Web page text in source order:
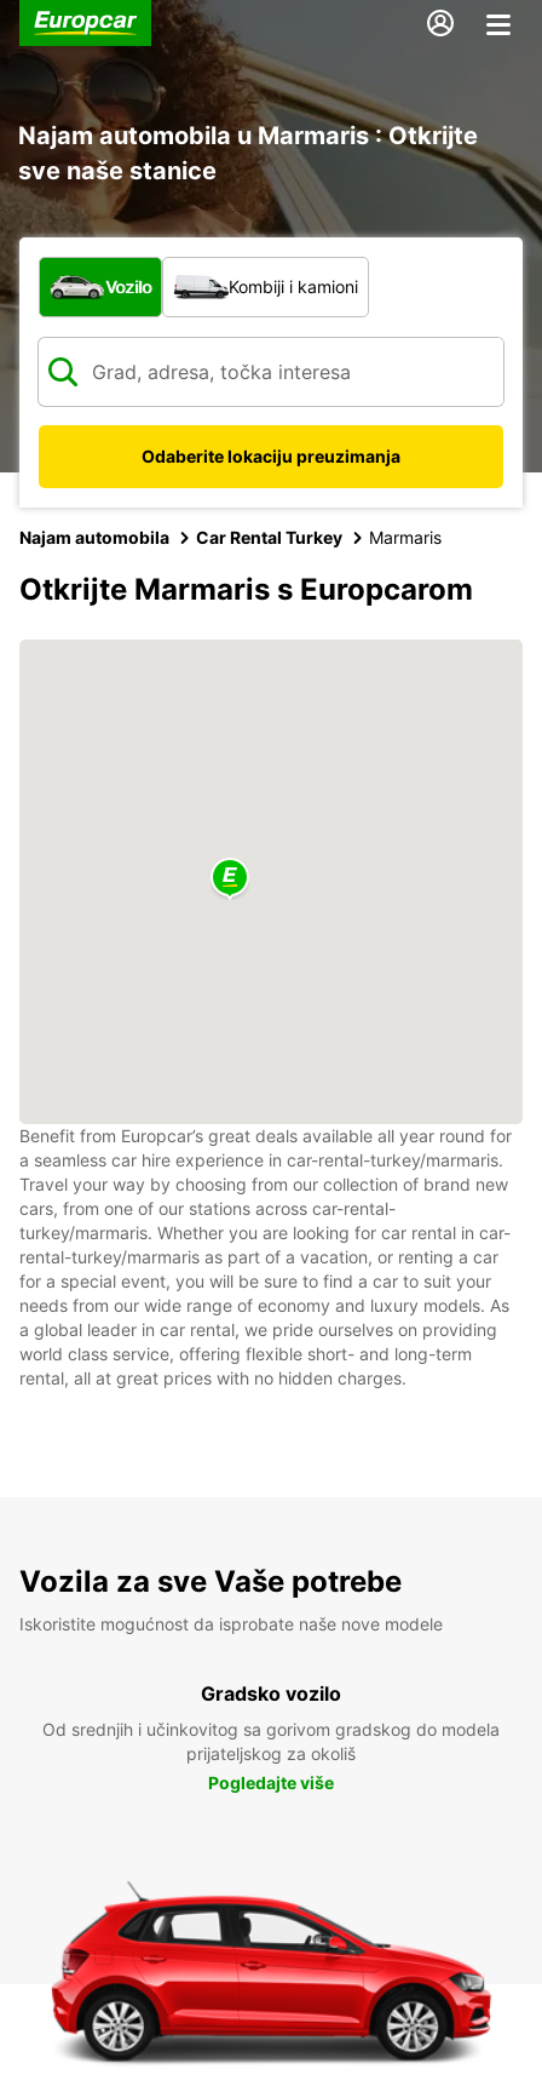
Najam automobila u Marmaris : Otkrijte
sve naše stanice
Koja vrsta vozila?
Vozilo Kombiji i kamioni
Odaberite lokaciju preuzimanja
Najam automobila Car Rental Turkey Marmaris
Otkrijte Marmaris s Europcarom
Benefit from Europcar’s great deals available all year round for
a seamless car hire experience in car-rental-turkey/marmaris.
Travel your way by choosing from our collection of brand new
cars, from one of our stations across car-rental-
turkey/marmaris. Whether you are looking for car rental in car-
rental-turkey/marmaris as part of a vacation, or renting a car
for a special event, you will be sure to find a car to suit your
needs from our wide range of economy and luxury models. As
a global leader in car rental, we pride ourselves on providing
world class service, offering flexible short- and long-term
rental, all at great prices with no hidden charges.
Vozila za sve Vaše potrebe
Iskoristite mogućnost da isprobate naše nove modele
Gradsko vozilo
Od srednjih i učinkovitog sa gorivom gradskog do modela
prijateljskog za okoliš
Pogledajte više